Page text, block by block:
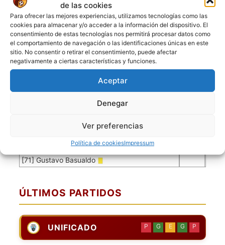
de las cookies
Para ofrecer las mejores experiencias, utilizamos tecnologías como las
cookies para almacenar y/o acceder a la información del dispositivo. El
consentimiento de estas tecnologías nos permitirá procesar datos como
el comportamiento de navegación o las identificaciones únicas en este
sitio. No consentir o retirar el consentimiento, puede afectar
negativamente a ciertas características y funciones.
Aceptar
Denegar
Ver preferencias
Política de cookiesImpressum
INDEPENDIENTE
Jugador
[3] Mario Luis Serrudo
[30] Carlos Villavicencio
[71] Gustavo Basualdo
Jugadores de campo
ÚLTIMOS PARTIDOS
UNIFICADO P G E G P